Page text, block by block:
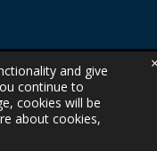
and give
continue to
cookies will be
about cookies,